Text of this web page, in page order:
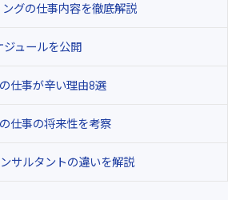
グの仕事内容を徹底解説
ジュールを公開
仕事が辛い理由8選
仕事の将来性を考察
サルタントの違いを解説